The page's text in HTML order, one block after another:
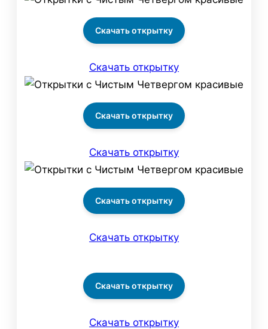
Скачать открытку
Скачать открытку
Скачать открытку
Скачать открытку
Скачать открытку
Скачать открытку
Скачать открытку
Скачать открытку